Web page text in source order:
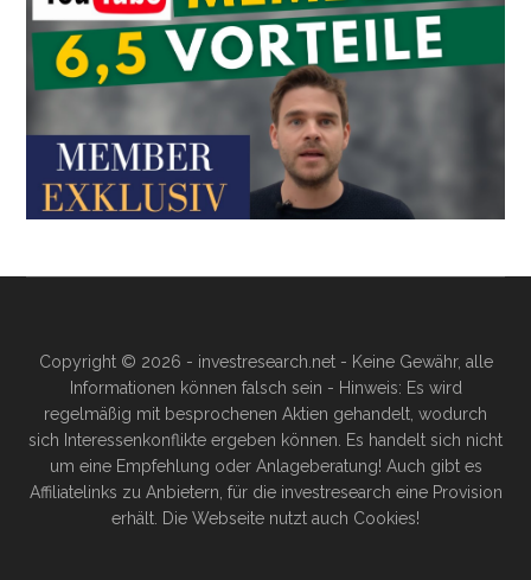
Copyright © 2026 - investresearch.net - Keine Gewähr, alle
Informationen können falsch sein - Hinweis: Es wird
regelmäßig mit besprochenen Aktien gehandelt, wodurch
sich Interessenkonflikte ergeben können. Es handelt sich nicht
um eine Empfehlung oder Anlageberatung! Auch gibt es
Affiliatelinks zu Anbietern, für die investresearch eine Provision
erhält. Die Webseite nutzt auch Cookies!